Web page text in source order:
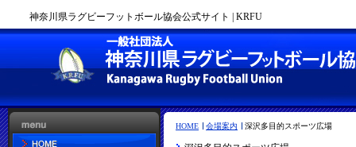
神奈川県ラグビーフットボール協会公式サイト | KRFU
HOME 会場案内 深沢多目的スポーツ広場